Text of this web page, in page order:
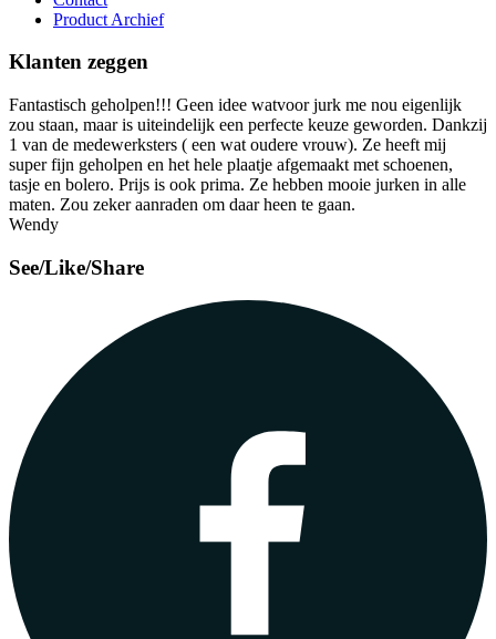
Product Archief
Klanten zeggen
Fantastisch geholpen!!! Geen idee watvoor jurk me nou eigenlijk
zou staan, maar is uiteindelijk een perfecte keuze geworden. Dankzij
1 van de medewerksters ( een wat oudere vrouw). Ze heeft mij
super fijn geholpen en het hele plaatje afgemaakt met schoenen,
tasje en bolero. Prijs is ook prima. Ze hebben mooie jurken in alle
maten. Zou zeker aanraden om daar heen te gaan.
Wendy
See/Like/Share